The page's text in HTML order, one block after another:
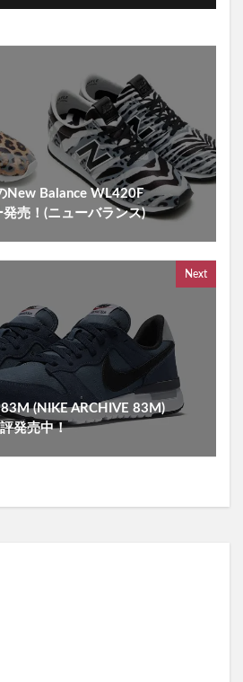
New Balance WL420F
売！(ニューバランス)
Next
(NIKE ARCHIVE 83M)
発売中！